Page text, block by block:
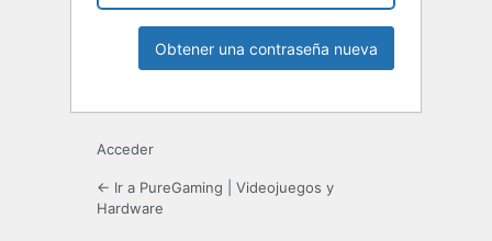
Acceder
← Ir a PureGaming | Videojuegos y
Hardware